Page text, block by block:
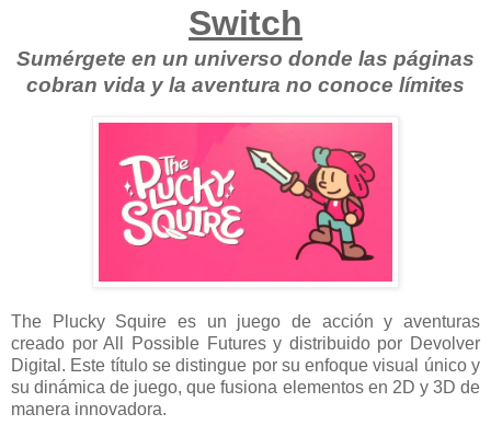
Switch
Sumérgete en un universo donde las páginas
cobran vida y la aventura no conoce límites
The Plucky Squire es un juego de acción y aventuras
creado por All Possible Futures y distribuido por Devolver
Digital. Este título se distingue por su enfoque visual único y
su dinámica de juego, que fusiona elementos en 2D y 3D de
manera innovadora.